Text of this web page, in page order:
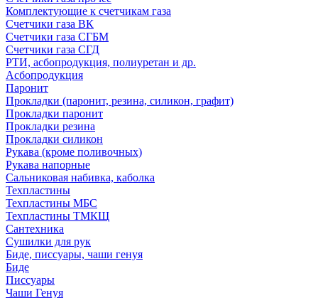
Комплектующие к счетчикам газа
Счетчики газа ВК
Счетчики газа СГБМ
Счетчики газа СГД
РТИ, асбопродукция, полиуретан и др.
Асбопродукция
Паронит
Прокладки (паронит, резина, силикон, графит)
Прокладки паронит
Прокладки резина
Прокладки силикон
Рукава (кроме поливочных)
Рукава напорные
Сальниковая набивка, каболка
Техпластины
Техпластины МБС
Техпластины ТМКЩ
Сантехника
Сушилки для рук
Биде, писсуары, чаши генуя
Биде
Писсуары
Чаши Генуя